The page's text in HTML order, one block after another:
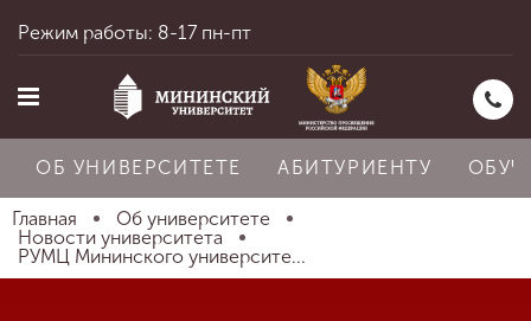
Главная
Режим работы: 8-17 пн-пт
ОБ УНИВЕРСИТЕТЕ АБИТУРИЕНТУ
Главная
Об университете
Новости университета
РУМЦ Мининского университе...